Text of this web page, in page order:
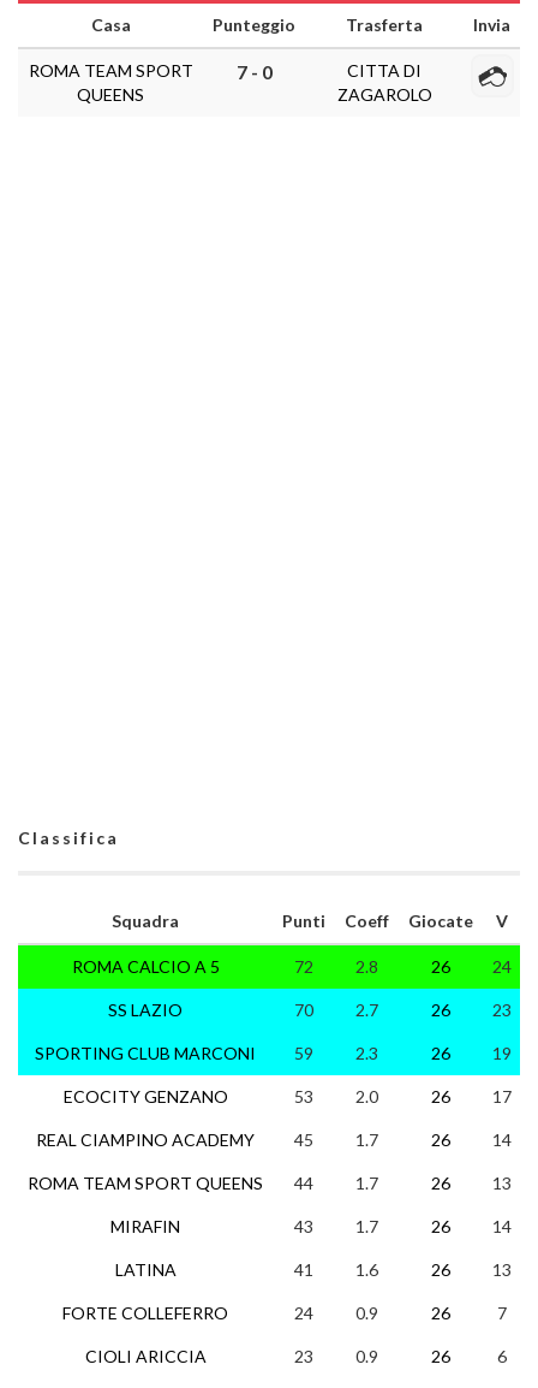
Casa
Punteggio Trasferta Invia
ROMA TEAM SPORT
QUEENS
7 - 0
CITTA DI
ZAGAROLO
Classifica
Squadra
ROMA CALCIO A 5
SS LAZIO
SPORTING CLUB MARCONI
ECOCITY GENZANO
REAL CIAMPINO ACADEMY
ROMA TEAM SPORT QUEENS
MIRAFIN
LATINA
FORTE COLLEFERRO
CIOLI ARICCIA
Punti Coeff Giocate V
72 2.8 26 24
70 2.7 26 23
59 2.3 26 19
53 2.0 26 17
45 1.7 26 14
44 1.7 26 13
43 1.7 26 14
41 1.6 26 13
24 0.9 26 7
23 0.9 26 6